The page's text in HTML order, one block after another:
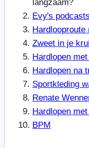
langzaam?
Evy's podcasts
Hardlooproute
Zweet in je
Hardlopen
Hardlopen na
Sportkleding
Renate
Hardlopen
BPM